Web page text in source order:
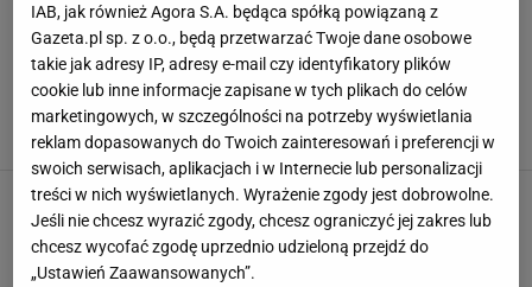
DAWID ZAŁĘCKI
Potężny nokaut na gali Fame MMA 27! Rywal
padł jak mucha
Bartosz Królikowski,6 WRZEŚNIA 2025, 23:20
"Nastała cisza na Narodowym". Potężny cep i
Bandurski padł. 28 sekund!
Jakub Seweryn,31 SIERPNIA 2024, 22:56
IAB, jak również Agora S.A. będąca spółką powiązaną z
Gazeta.pl sp. z o.o., będą przetwarzać Twoje dane osobowe
takie jak adresy IP, adresy e-mail czy identyfikatory plików
cookie lub inne informacje zapisane w tych plikach do celów
marketingowych, w szczególności na potrzeby wyświetlania
reklam dopasowanych do Twoich zainteresowań i preferencji w
swoich serwisach, aplikacjach i w Internecie lub personalizacji
treści w nich wyświetlanych. Wyrażenie zgody jest dobrowolne.
Jeśli nie chcesz wyrazić zgody, chcesz ograniczyć jej zakres lub
chcesz wycofać zgodę uprzednio udzieloną przejdź do
„Ustawień Zaawansowanych”.